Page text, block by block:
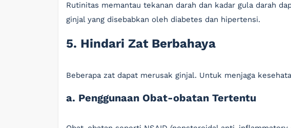
Rutinitas memantau tekanan darah dan kadar gula darah
ginjal yang disebabkan oleh diabetes dan hipertensi.
5. Hindari Zat Berbahaya
Beberapa zat dapat merusak ginjal. Untuk menjaga
a. Penggunaan Obat-obatan Tertentu